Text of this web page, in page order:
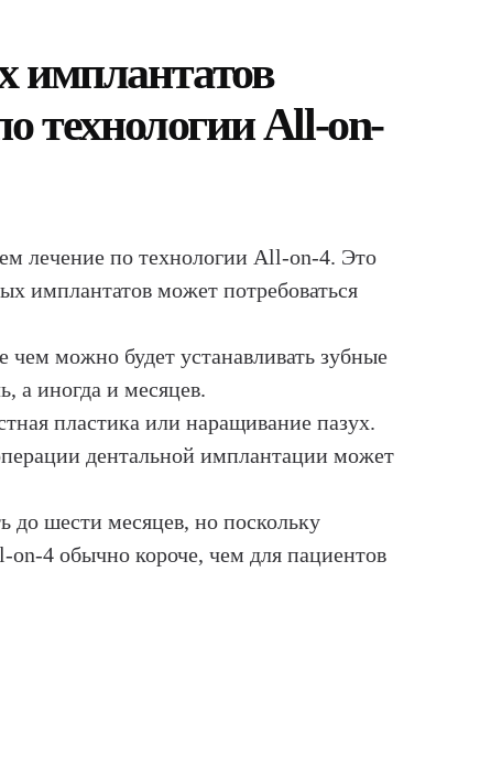
имплантатов
технологии All-on-
лечение по технологии All-on-4. Это
имплантатов может потребоваться
можно будет устанавливать зубные
а иногда и месяцев.
пластика или наращивание пазух.
дентальной имплантации может
до шести месяцев, но поскольку
on-4 обычно короче, чем для пациентов